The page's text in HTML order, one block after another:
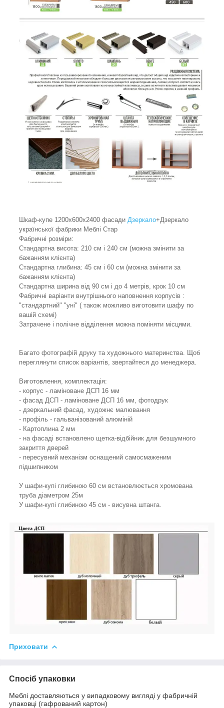
Шкаф-купе 1200x600х2400 фасади Дзеркало+Дзеркало
української фабрики Меблі Стар
Фабричні розміри:
Стандартна висота: 210 см і 240 см (можна змінити за
бажанням клієнта)
Стандартна глибина: 45 см і 60 см (можна змінити за
бажанням клієнта)
Стандартна ширина від 90 см і до 4 метрів, крок 10 см
Фабричні варіанти внутрішнього наповнення корпусів :
"стандартний" "уні" ( також можливо виготовити шафу по
вашій схемі)
Затрачене і полічне відділення можна поміняти місцями.
Багато фотографій друку та художнього материнства. Щоб
переглянути список варіантів, звертайтеся до менеджера.
Виготовлення, комплектація:
- корпус - ламіноване ДСП 16 мм
- фасад ДСП - ламіноване ДСП 16 мм, фотодрук
- дзеркальний фасад, художнє малювання
- профіль - гальванізований алюміній
- Картоплина 2 мм
- на фасаді встановлено щетка-відбійник для безшумного
закриття дверей
- пересувний механізм оснащений самосмаженим
підшипником
У шафи-купі глибиною 60 см встановлюється хромована
труба діаметром 25м
У шафи-купі глибиною 45 см - висувна штанга.
Приховати
Спосіб упаковки
Меблі доставляються у випадковому вигляді у фабричній
упаковці (гафрований картон)